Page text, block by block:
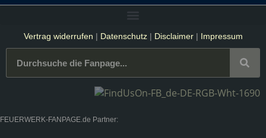
Vertrag widerrufen | Datenschutz| Disclaimer| Impressum
FEUERWERK-FANPAGE.de Partner: